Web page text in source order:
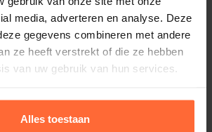
media, adverteren en analyse. Deze
gegevens combineren met andere
ze heeft verstrekt of die ze hebben
van uw gebruik van hun services.
Alles toestaan
die ervoor zorgt dat
onderwaterverlichting
levensduur gelijk blijft.
zorgt CLO voor een optimaal gebruik
LED output.
Lumiplus lampen (prefab –